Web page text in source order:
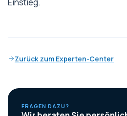
Zurück zum Experten-Center
FRAGEN DAZU?